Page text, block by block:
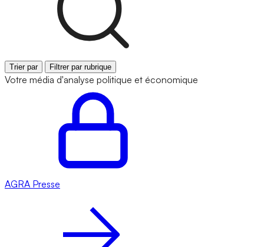
Trier par Filtrer par rubrique
Votre média d'analyse politique et économique
AGRA Presse